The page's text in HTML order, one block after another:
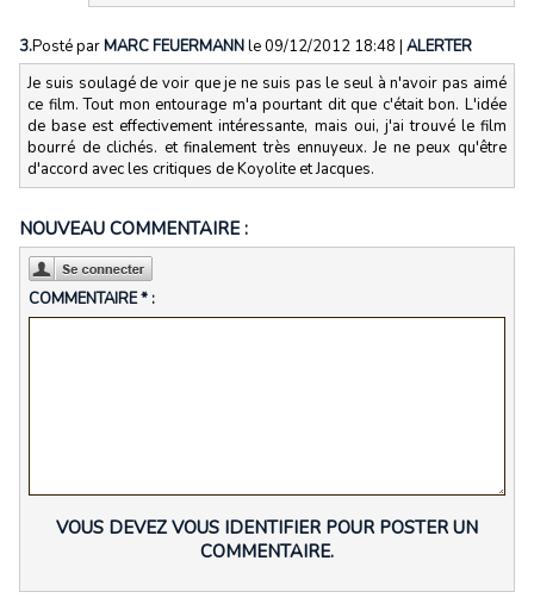
3.Posté parMARC FEUERMANNle 09/12/2012 18:48 | ALERTER
Je suis soulagé de voir que je ne suis pas le seul à n'avoir pas aimé
ce film. Tout mon entourage m'a pourtant dit que c'était bon. L'idée
de base est effectivement intéressante, mais oui, j'ai trouvé le film
bourré de clichés. et finalement très ennuyeux. Je ne peux qu'être
d'accord avec les critiques de Koyolite et Jacques.
NOUVEAU COMMENTAIRE :
COMMENTAIRE * :
VOUS DEVEZ VOUS IDENTIFIER POUR POSTER UN
COMMENTAIRE.